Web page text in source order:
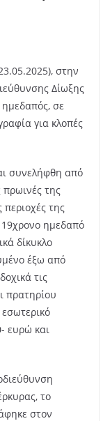
στην
Δίωξης
ημεδαπός, σε
για κλοπές
συνελήφθη από
της
της
19χρονο ημεδαπό
δίκυκλο
έξω από
τις
πρατηρίου
ευρώ και
το
στον